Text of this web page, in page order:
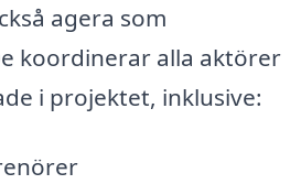
agera som
koordinerar alla aktörer
i projektet, inklusive: